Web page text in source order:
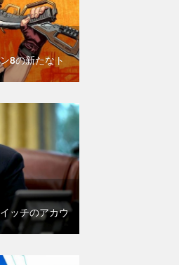
8の新たなト
ッチのアカウ